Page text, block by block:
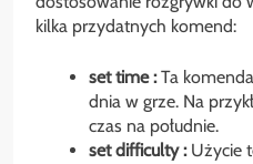
kilka przydatnych komend:
set time:Ta
dnia w grze. Na
czas na południe.
set difficulty:Użycie